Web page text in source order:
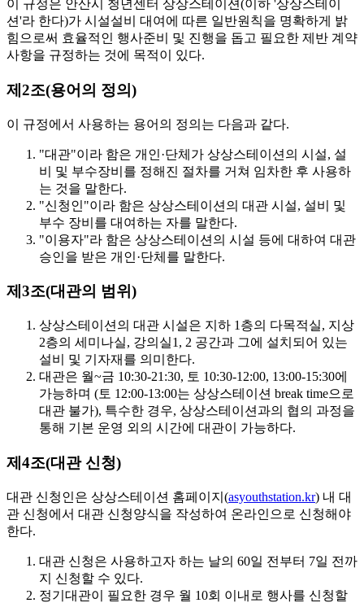
이 규정은 안산시 청년센터 상상스테이션(이하 '상상스테이
션'라 한다)가 시설설비 대여에 따른 일반원칙을 명확하게 밝
힘으로써 효율적인 행사준비 및 진행을 돕고 필요한 제반 계약
사항을 규정하는 것에 목적이 있다.
제2조(용어의 정의)
이 규정에서 사용하는 용어의 정의는 다음과 같다.
"대관"이라 함은 개인·단체가 상상스테이션의 시설, 설
비 및 부수장비를 정해진 절차를 거쳐 임차한 후 사용하
는 것을 말한다.
"신청인"이라 함은 상상스테이션의 대관 시설, 설비 및
부수 장비를 대여하는 자를 말한다.
"이용자"라 함은 상상스테이션의 시설 등에 대하여 대관
승인을 받은 개인·단체를 말한다.
제3조(대관의 범위)
상상스테이션의 대관 시설은 지하 1층의 다목적실, 지상
2층의 세미나실, 강의실1, 2 공간과 그에 설치되어 있는
설비 및 기자재를 의미한다.
대관은 월~금 10:30-21:30, 토 10:30-12:00, 13:00-15:30에
가능하며 (토 12:00-13:00는 상상스테이션 break time으로
대관 불가), 특수한 경우, 상상스테이션과의 협의 과정을
통해 기본 운영 외의 시간에 대관이 가능하다.
제4조(대관 신청)
대관 신청인은 상상스테이션 홈페이지(asyouthstation.kr) 내 대
관 신청에서 대관 신청양식을 작성하여 온라인으로 신청해야
한다.
대관 신청은 사용하고자 하는 날의 60일 전부터 7일 전까
지
신청할 수 있다.
정기대관이 필요한 경우 월 10회 이내 로 행사를 신청할